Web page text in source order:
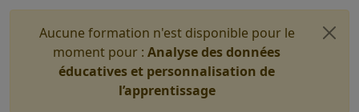
Aucune formation n'est disponible pour le
moment pour : Analyse des données
éducatives et personnalisation de
l’apprentissage